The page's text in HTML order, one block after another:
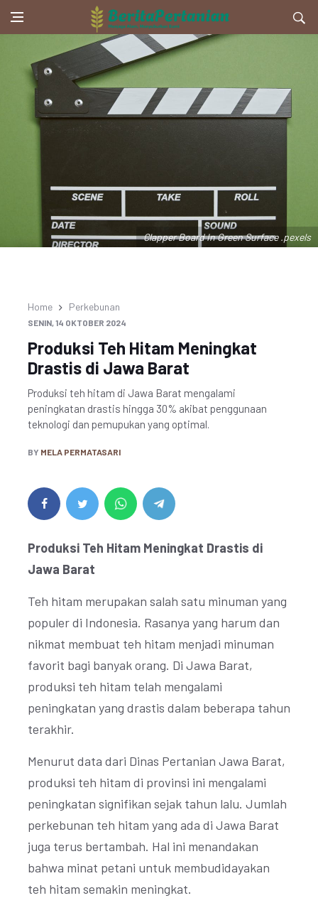
Clapper Board In Green Surface .pexels
Home Perkebunan
SENIN, 14 OKTOBER 2024
Produksi Teh Hitam Meningkat
Drastis di Jawa Barat
Produksi teh hitam di Jawa Barat mengalami
peningkatan drastis hingga 30% akibat penggunaan
teknologi dan pemupukan yang optimal.
BY MELA PERMATASARI
Produksi Teh Hitam Meningkat Drastis di
Jawa Barat
Teh hitam merupakan salah satu minuman yang
populer di Indonesia. Rasanya yang harum dan
nikmat membuat teh hitam menjadi minuman
favorit bagi banyak orang. Di Jawa Barat,
produksi teh hitam telah mengalami
peningkatan yang drastis dalam beberapa tahun
terakhir.
Menurut data dari Dinas Pertanian Jawa Barat,
produksi teh hitam di provinsi ini mengalami
peningkatan signifikan sejak tahun lalu. Jumlah
perkebunan teh hitam yang ada di Jawa Barat
juga terus bertambah. Hal ini menandakan
bahwa minat petani untuk membudidayakan
teh hitam semakin meningkat.